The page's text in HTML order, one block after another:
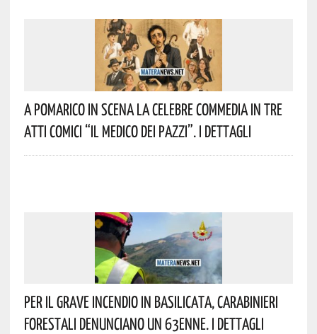
A Pomarico In Scena La Celebre Commedia In Tre
Atti Comici “Il Medico Dei Pazzi”. I Dettagli
Per Il Grave Incendio In Basilicata, Carabinieri
Forestali Denunciano Un 63enne. I Dettagli